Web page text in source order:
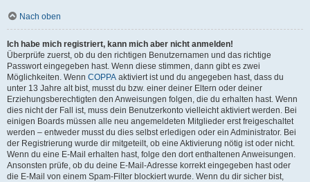
Nach oben
Ich habe mich registriert, kann mich aber nicht anmelden!
Überprüfe zuerst, ob du den richtigen Benutzernamen und das richtige
Passwort eingegeben hast. Wenn diese stimmen, dann gibt es zwei
Möglichkeiten. Wenn COPPA aktiviert ist und du angegeben hast, dass du
unter 13 Jahre alt bist, musst du bzw. einer deiner Eltern oder deiner
Erziehungsberechtigten den Anweisungen folgen, die du erhalten hast. Wenn
dies nicht der Fall ist, muss dein Benutzerkonto vielleicht aktiviert werden. Bei
einigen Boards müssen alle neu angemeldeten Mitglieder erst freigeschaltet
werden – entweder musst du dies selbst erledigen oder ein Administrator. Bei
der Registrierung wurde dir mitgeteilt, ob eine Aktivierung nötig ist oder nicht.
Wenn du eine E-Mail erhalten hast, folge den dort enthaltenen Anweisungen.
Ansonsten prüfe, ob du deine E-Mail-Adresse korrekt eingegeben hast oder
die E-Mail von einem Spam-Filter blockiert wurde. Wenn du dir sicher bist,